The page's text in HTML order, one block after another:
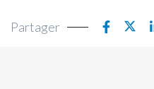
Partager